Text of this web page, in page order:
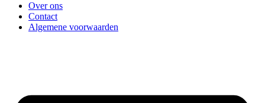
Over ons
Contact
Algemene voorwaarden